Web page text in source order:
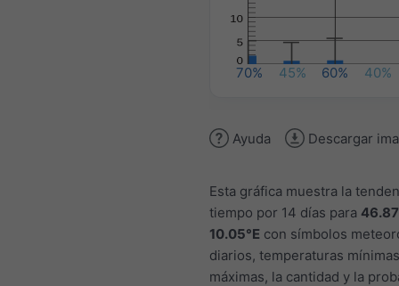
70% 45% 60% 40%
Ayuda Descargar
Esta gráfica muestra la
tiempo por 14 días para
10.05°E con símbolos
diarios, temperaturas
máximas, la cantidad y la